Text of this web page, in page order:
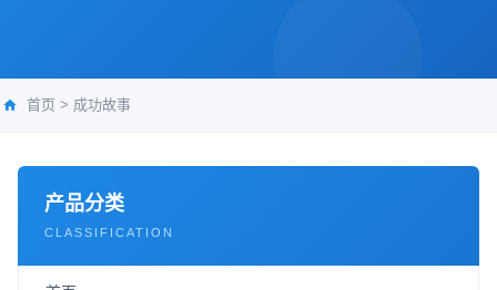
首页 > 成功故事
产品分类
CLASSIFICATION